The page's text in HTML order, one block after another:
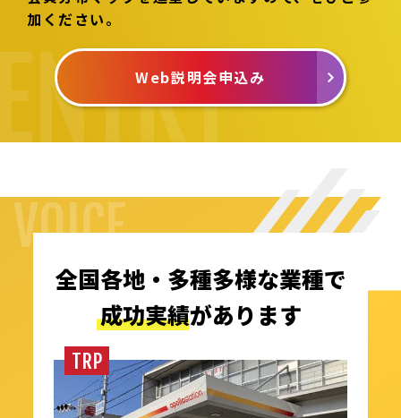
加ください。
Web説明会申込み
VOICE
全国各地・多種多様な業種で
成功実績があります
TRP